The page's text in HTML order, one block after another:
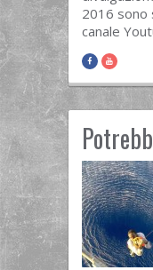
2016 sono
canale